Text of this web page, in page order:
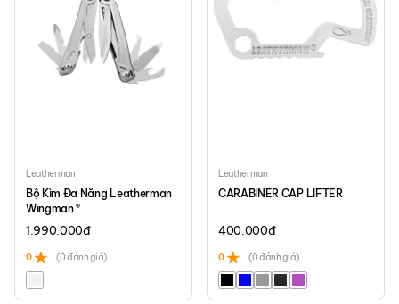
Leatherman
Bộ Kìm Đa Năng Leatherman
Wingman ®
1.990.000đ
0 (0 đánh giá)
Leatherman
CARABINER CAP LIFTER
400.000đ
0 (0 đánh giá)